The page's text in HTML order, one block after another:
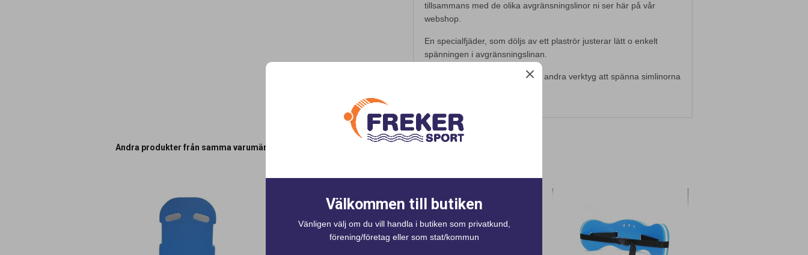
tillsammans med de olika avgränsningslinor ni ser här på vår
webshop.
En specialfjäder, som döljs av ett plaströr justerar lätt o enkelt
spänningen i avgränsningslinan.
Detta innebär att det inte krävs andra verktyg att spänna simlinorna
Andra produkter från samma varumärke
Välkommen till butiken
Vänligen välj om du vill handla i butiken som privatkund,
förening/företag eller som stat/kommun